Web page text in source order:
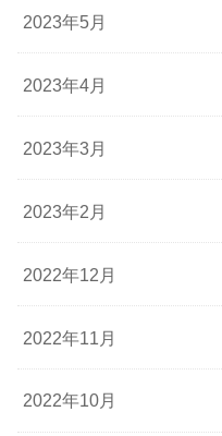
2023年5月
2023年4月
2023年3月
2023年2月
2022年12月
2022年11月
2022年10月